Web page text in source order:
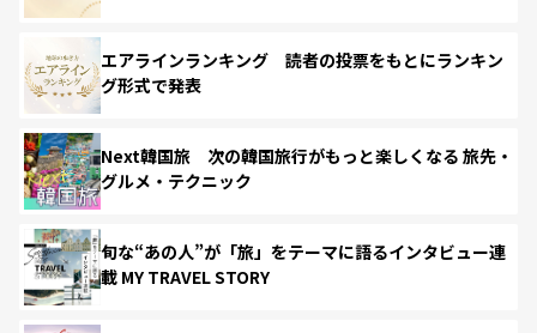
エアラインランキング 読者の投票をもとにランキン
グ形式で発表
Next韓国旅 次の韓国旅行がもっと楽しくなる 旅先・
グルメ・テクニック
旬な“あの人”が「旅」をテーマに語るインタビュー連
載 MY TRAVEL STORY